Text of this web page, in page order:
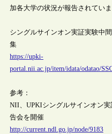
加各大学の状況が報告されていま
シングルサインオン実証実験中
集
https://upki-
portal.nii.ac.jp/item/idata/odatao/
参考：
NII、UPKIシングルサインオン実
告会を開催
http://current.ndl.go.jp/node/9183